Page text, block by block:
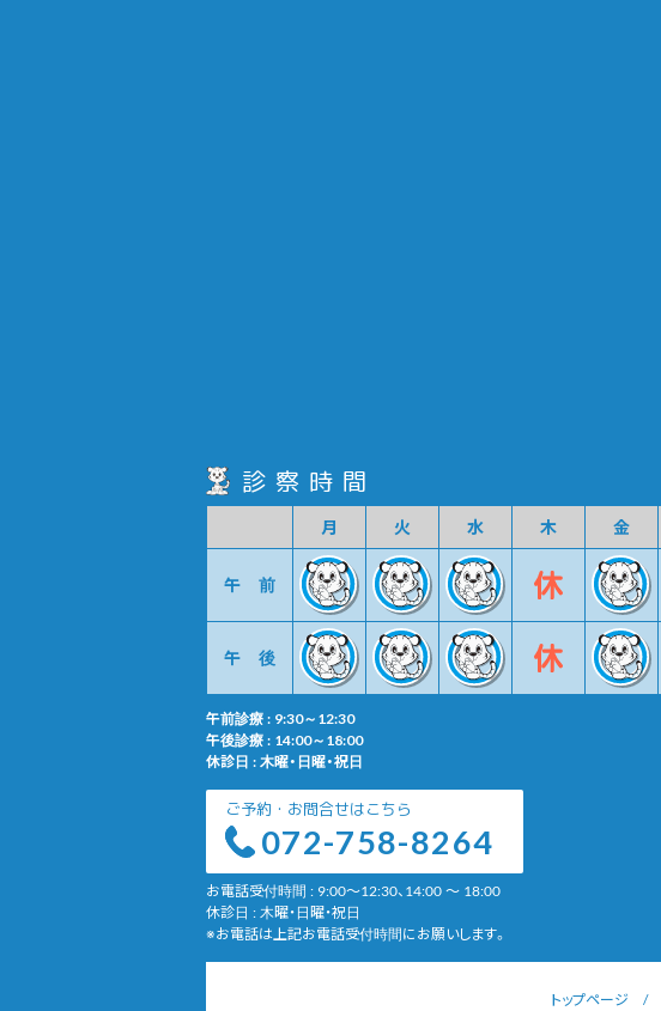
診察時間
月 火 水 木 金
午前
午後
午前診療 : 9:30～12:30
午後診療 : 14:00～18:00
休診日 : 木曜・日曜・祝日
ご予約・お問合せはこちら
072-758-8264
お電話受付時間 : 9:00～12:30、14:00 ～ 18:00
休診日 : 木曜・日曜・祝日
※お電話は上記お電話受付時間にお願いします。
トップページ